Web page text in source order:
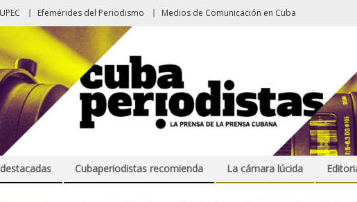
Efemérides del Periodismo Medios de Comunicación en Cuba
Cubaperiodistas recomienda La cámara lúcida